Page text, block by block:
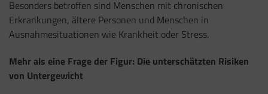
Besonders betroffen sind Menschen mit chronischen
Erkrankungen, ältere Personen und Menschen in
Ausnahmesituationen wie Krankheit oder Stress.
Mehr als eine Frage der Figur: Die unterschätzten Risiken
von Untergewicht